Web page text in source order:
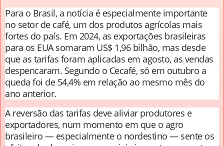
Para o Brasil, a notícia é especialmente importante
no setor de café, um dos produtos agrícolas mais
fortes do país. Em 2024, as exportações brasileiras
para os EUA somaram US$ 1,96 bilhão, mas desde
que as tarifas foram aplicadas em agosto, as vendas
despencaram. Segundo o Cecafé, só em outubro a
queda foi de 54,4% em relação ao mesmo mês do
ano anterior.
A reversão das tarifas deve aliviar produtores e
exportadores, num momento em que o agro
brasileiro — especialmente o nordestino — sente os